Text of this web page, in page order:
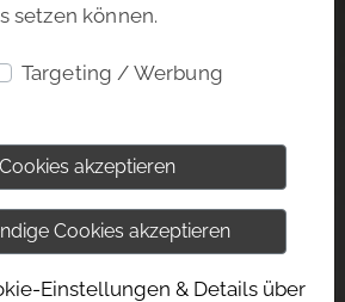
setzen können.
Targeting / Werbung
akzeptieren
Cookies akzeptieren
Einstellungen & Details über